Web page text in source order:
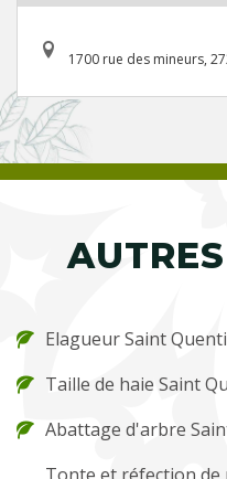
1700 rue des mineurs,
Elagueur Saint
Taille de haie Saint
Abattage d'arbre